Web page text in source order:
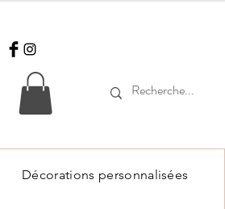
Décorations personnalisées